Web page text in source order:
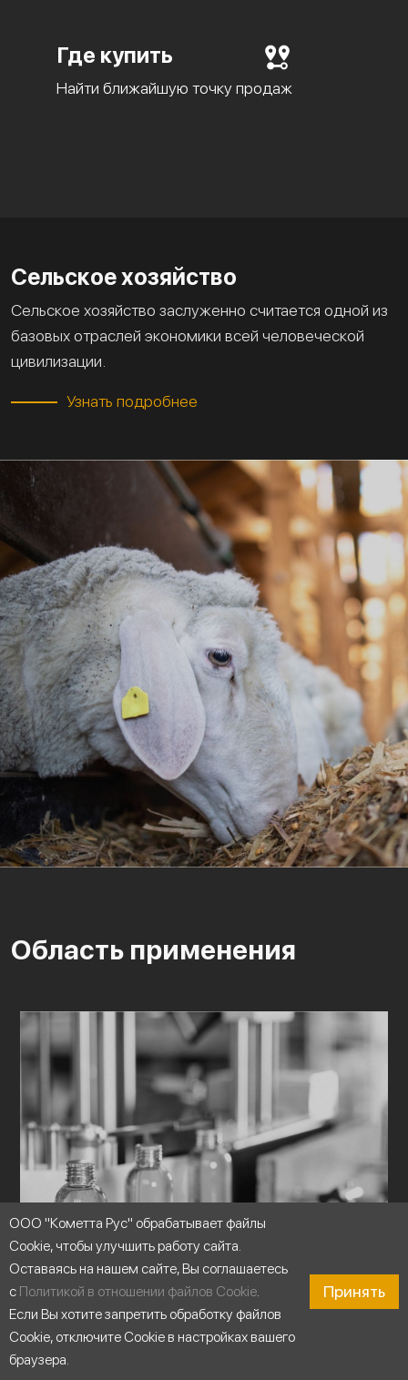
Где купить
Найти ближайшую точку продаж
Сельское хозяйство
Сельское хозяйство заслуженно считается одной из
базовых отраслей экономики всей человеческой
цивилизации.
Узнать подробнее
Область применения
ООО "Кометта Рус" обрабатывает файлы
Cookie, чтобы улучшить работу сайта.
Оставаясь на нашем сайте, Вы соглашаетесь
с Политикой в отношении файлов Cookie.
Если Вы хотите запретить обработку файлов
Cookie, отключите Cookie в настройках вашего
браузера.
Принять